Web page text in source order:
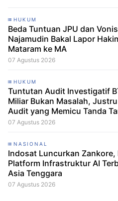
HUKUM
Beda Tuntuan JPU dan
Najamudin Bakal Lapor
Mataram ke MA
07 Agustus 2026
HUKUM
Tuntutan Audit Investigatif
Miliar Bukan Masalah,
Audit yang Memicu Tanda
07 Agustus 2026
NASIONAL
Indosat Luncurkan Zankore,
Platform Infrastruktur AI
Asia Tenggara
07 Agustus 2026